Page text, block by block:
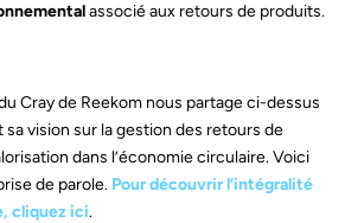
associé aux retours de produits.
Cray de Reekom nous partage ci-dessus
vision sur la gestion des retours de
dans l’économie circulaire. Voici
de parole. Pour découvrir l’intégralité
cliquez ici.